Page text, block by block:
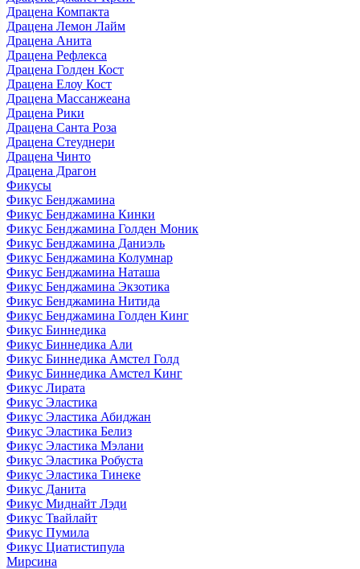
Драцена Компакта
Драцена Лемон Лайм
Драцена Анита
Драцена Рефлекса
Драцена Голден Кост
Драцена Елоу Кост
Драцена Массанжеана
Драцена Рики
Драцена Санта Роза
Драцена Стеуднери
Драцена Чинто
Драцена Драгон
Фикусы
Фикус Бенджамина
Фикус Бенджамина Кинки
Фикус Бенджамина Голден Моник
Фикус Бенджамина Даниэль
Фикус Бенджамина Колумнар
Фикус Бенджамина Наташа
Фикус Бенджамина Экзотика
Фикус Бенджамина Нитида
Фикус Бенджамина Голден Кинг
Фикус Биннедика
Фикус Биннедика Али
Фикус Биннедика Амстел Голд
Фикус Биннедика Амстел Кинг
Фикус Лирата
Фикус Эластика
Фикус Эластика Абиджан
Фикус Эластика Белиз
Фикус Эластика Мэлани
Фикус Эластика Робуста
Фикус Эластика Тинеке
Фикус Данита
Фикус Миднайт Лэди
Фикус Твайлайт
Фикус Пумила
Фикус Циатистипула
Мирсина